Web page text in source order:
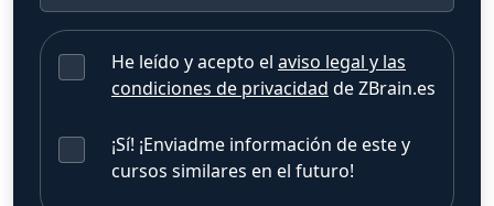
He leído y acepto el aviso legal y las
condiciones de privacidad de ZBrain.es
¡Sí! ¡Enviadme información de este y
cursos similares en el futuro!